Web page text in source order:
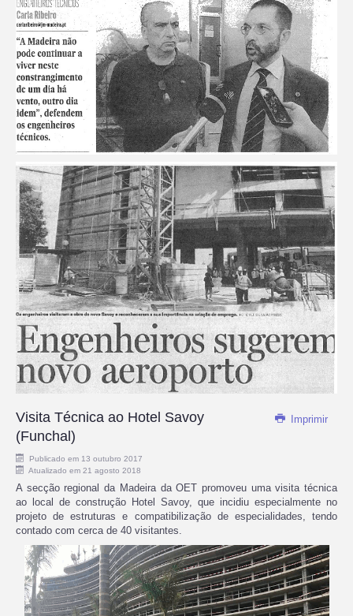
Imprimir
Visita Técnica ao Hotel Savoy
(Funchal)
Publicado em 13 outubro 2017
Atualizado em 21 agosto 2018
A secção regional da Madeira da OET promoveu uma visita técnica
ao local de construção Hotel Savoy, que incidiu especialmente no
projeto de estruturas e compatibilização de especialidades, tendo
contado com cerca de 40 visitantes.